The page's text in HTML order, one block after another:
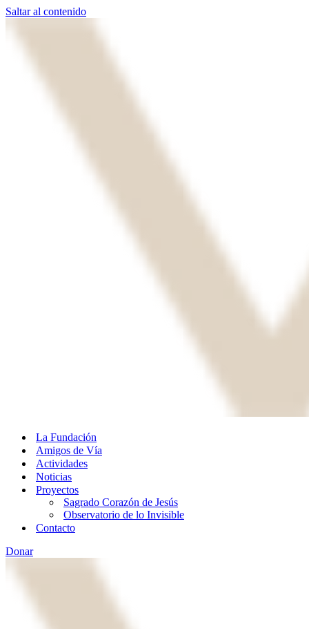
Saltar al contenido
La Fundación
Amigos de Vía
Actividades
Noticias
Proyectos
Sagrado Corazón de Jesús
Observatorio de lo Invisible
Contacto
Donar